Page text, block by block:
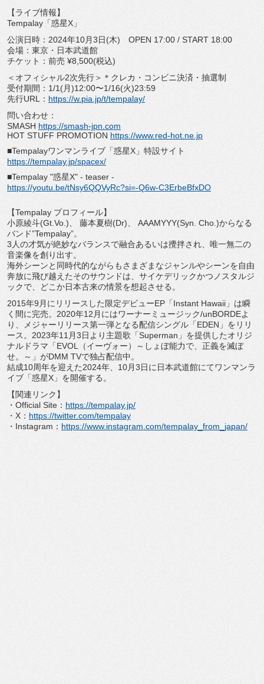
【ライブ情報】
Tempalay 「惑星X 」
公演日時： 2024年10月3日(木)
OPEN 17:00 / START 18:00
会場：東京・日本武道館
チケット：前売 ¥8,500(税込)
＜オフィシャル2次先行＞＊クレカ・コンビニ決済・抽選制
受付期間： 1/1(月)12:00〜1/16(火)23:59
先行URL ： https://w.pia.jp/t/tempalay/
問い合わせ：
SMASH https://smash-jpn.com
HOT STUFF PROMOTION https://www.red-hot.ne.jp
■Tempalayワンマンライブ「惑星X 」特設サイト
https://tempalay.jp/spacex/
■Tempalay "惑星X" - teaser -
https://youtu.be/tNsy6QQVyRc?si=-Q6w-C3ErbeBfxDO
【Tempalay プロフィール】
小原綾斗(Gt.Vo.) 、 藤本夏樹(Dr) AAAMYYY(Syn. Cho.)からなる
バンド”Tempalay”。
3 人の才気が絶妙なバランスで融合あるいは攪拌され、 唯一無二の
音楽像を創り出す。
海外シーンと同時代的ながらもさまざまなジャンルやシーンを自由
奔放に飛び越えたそのサウンドは、 サイケデリックかつノスタルジ
ックで、
どこか日本古来の情景を想起させる。
2015年9 月にリリースした限定デビューEP 「Instant Hawaii 」は瞬
く間に完売。 2020年12 月にはワーナーミ ュージック/unBORDEよ
り、
メジャーリリース第一弾となる配信シングル「EDEN 」 をリリ
ース。 2023年11 月3日より主題歌「Superman 」を提供したオリジ
ナルドラマ「EVOL （イーヴォー）～ しょぼ能力で、正義を滅ぼ
せ。～」がDMM TVで独占配信中。
結成10周年を迎えた2024年、 10月3日に日本武道館にてワ ンマンラ
イブ「惑星X 」を開催する。
【関連リンク】
・Official Site ： https://tempalay.jp/
・X ： https://twitter.com/tempalay
・Instagram ： https://www. instagram.com/tempalay_from_ japan/